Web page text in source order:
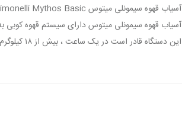
آسیاب قهوه سیمونلی میتوس Simonelli Mythos Basic دارایی ویژگی تنظیم زمان تاخیر می باشد و قادر است بهترین اسپرسوهای ممکن را در اختیار مشتریانشان قرار دهد .
آسیاب قهوه سیمونلی میتوس دارای سیستم قهوه کوبی
این دستگاه قادر است در یک ساعت ، بیش از ۱۸ کیلوگرم قهوه را آسیاب کند .